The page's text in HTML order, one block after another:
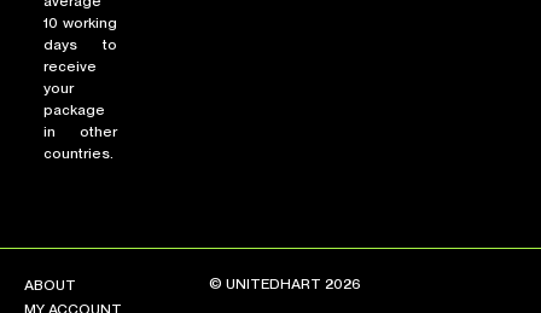
10 working
days to
receive
your
package
in other
countries.
ABOUT
MY ACCOUNT
© UNITEDHART 2026